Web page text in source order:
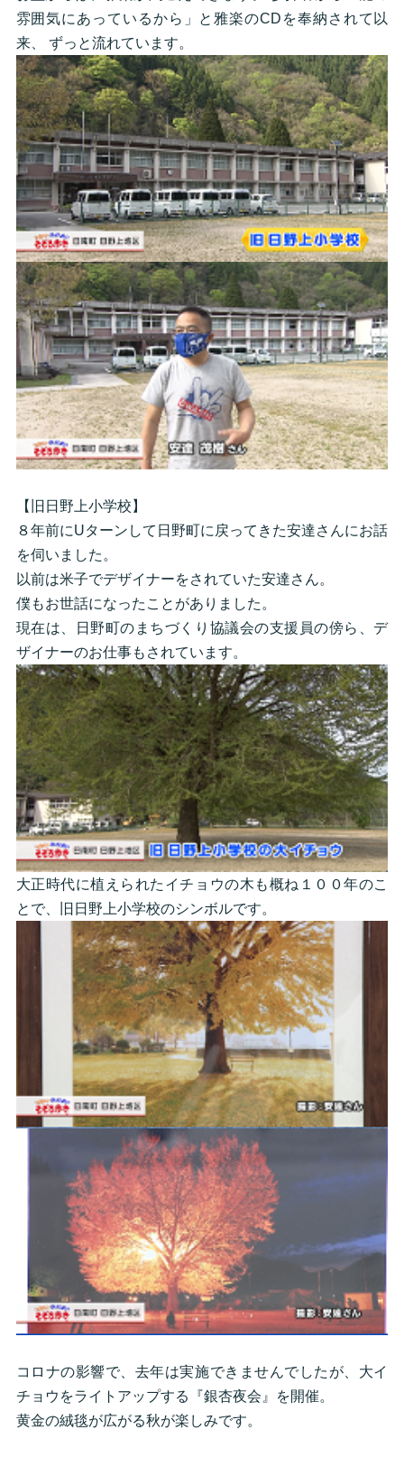
雰囲気にあっているから」と雅楽のCDを奉納されて以
来、 ずっと流れています。
【旧日野上小学校】
８年前にUターンして日野町に戻ってきた安達さんにお話
を伺いました。
以前は米子でデザイナーをされていた安達さん。
僕もお世話になったことがありました。
現在は、日野町のまちづくり協議会の支援員の傍ら、デ
ザイナーのお仕事もされています。
大正時代に植えられたイチョウの木も概ね１００年のこ
とで、旧日野上小学校のシンボルです。
コロナの影響で、去年は実施できませんでしたが、大イ
チョウをライトアップする『銀杏夜会』を開催。
黄金の絨毯が広がる秋が楽しみです。